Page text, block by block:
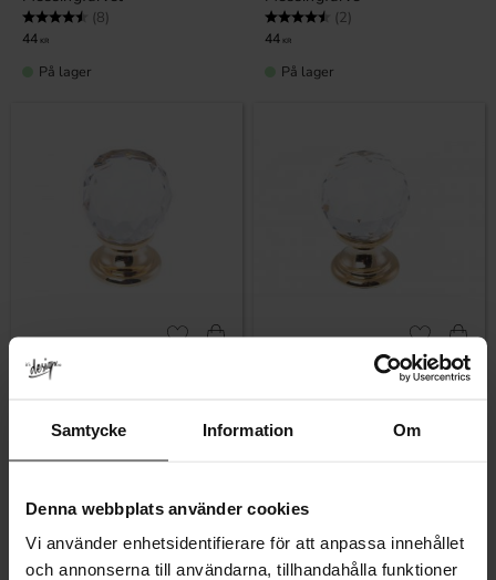
Samtycke Information Om
Denna webbplats använder cookies
Vi använder enhetsidentifierare för att anpassa innehållet
och annonserna till användarna, tillhandahålla funktioner
Vurdering: (8)
44 KR
På lager
Vurdering: (2)
44 KR
På lager
krystal, guldbelagt
192KR
Vurdering:
5.0 ud af 5 stjerner
Gem som